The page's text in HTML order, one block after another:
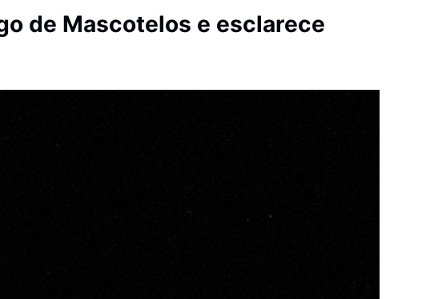
de Mascotelos e esclarece